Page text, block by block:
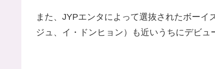
また、JYPエンタによって選抜されたボー
ジュ、イ・ドンヒョン）も近いうちにデビュ